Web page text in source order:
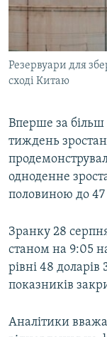
ВІДЕОУРОКИ
СВІДЧЕННЯ
УКРАЇНСЬКА
Русский
Qırımtatar
Усі сайти RFE/
Резервуари для
сході Китаю
Вперше за більш
тиждень
одноденне
половиною до 47
Зранку 28
станом на 9:05
рівні 48
показників
Аналітики